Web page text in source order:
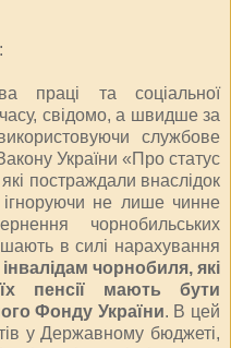
праці та соціальної
свідомо, а швидше за
службове
України «Про статус
постраждали внаслідок
ігноруючи не лише чинне
чорнобильських
в силі нарахування
інвалідам чорнобиля, які
пенсії мають бути
Фонду України. В цей
у Державному бюджеті,